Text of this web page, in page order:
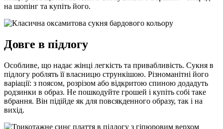
на шопінг та купіть його.
Довге в підлогу
Особливе, що надає жінці легкість та привабливість. Сукня в
підлогу роблять її власницю стрункішою. Різноманітні його
варіації: з поясом, розрізом або відкритою спиною додадуть
родзинки в образ. Не пошкодуйте грошей і купіть собі таке
вбрання. Він підійде як для повсякденного образу, так і на
вихід.